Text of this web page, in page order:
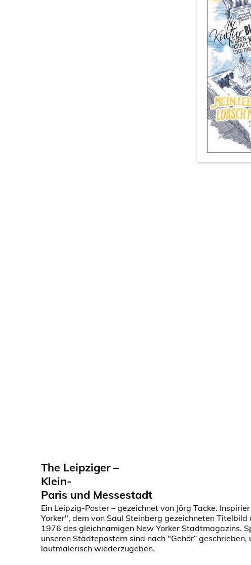
The Leipziger –
Klein-
Paris und Messestadt
Ein Leipzig-Poster – gezeichnet von Jörg Tacke.
Yorker", dem von Saul Steinberg gezeichneten
1976 des gleichnamigen New Yorker Stadtmagazins.
unseren Städtepostern sind nach "Gehör“ geschrieben,
lautmalerisch wiederzugeben.